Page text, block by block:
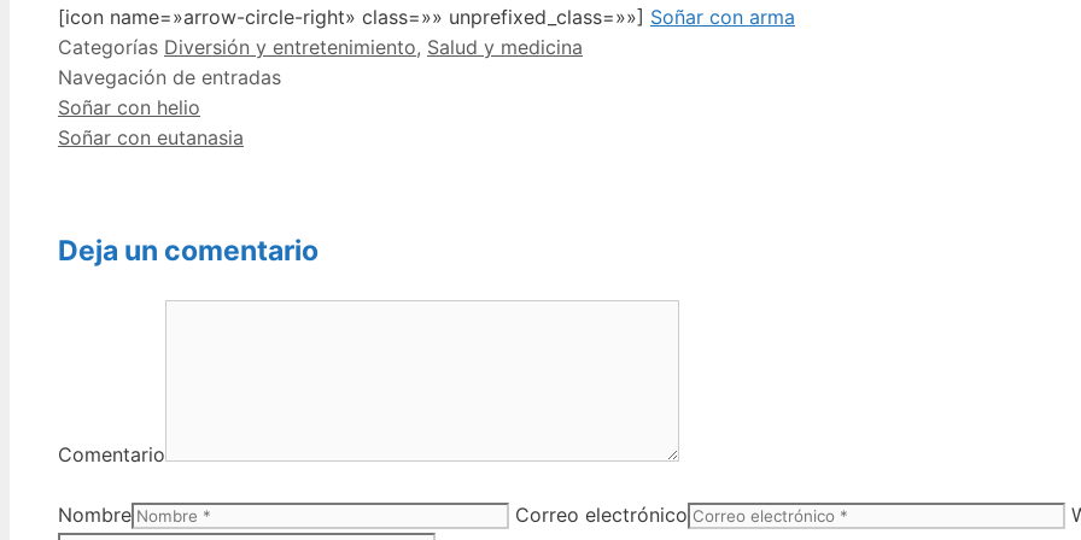
[icon name=»arrow-circle-right» class=»» unprefixed_class=»»] Soñar con arma
Categorías Diversión y entretenimiento, Salud y medicina
Navegación de entradas
Soñar con helio
Soñar con eutanasia
Deja un comentario
Comentario
Nombre Correo electrónico